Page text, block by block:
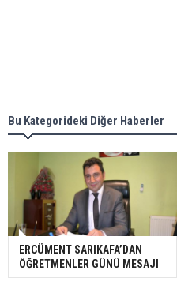
Bu Kategorideki Diğer Haberler
ERCÜMENT SARIKAFA’DAN
ÖĞRETMENLER GÜNÜ MESAJI